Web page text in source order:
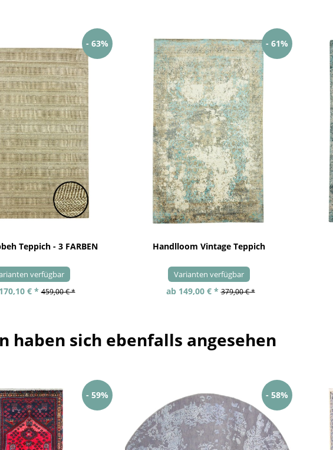
- 63%
Teppich - 3 FARBEN
verfügbar
€ * 459,00 € *
- 61%
Handlloom Vintage Teppich
Varianten verfügbar
ab 149,00 € * 379,00 € *
haben sich ebenfalls angesehen
- 59% - 58%